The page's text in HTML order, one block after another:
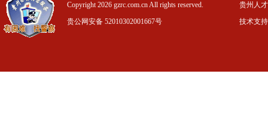
Copyright 2026 gzrc.com.cn All rights reserved.
贵公网安备 52010302001667号
贵州人
技术支